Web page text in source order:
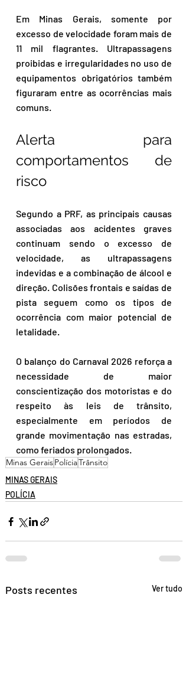
Em Minas Gerais, somente por
excesso de velocidade foram mais de
11 mil flagrantes. Ultrapassagens
proibidas e irregularidades no uso de
equipamentos obrigatórios também
figuraram entre as ocorrências mais
comuns.
Alerta para
comportamentos de
risco
Segundo a PRF, as principais causas
associadas aos acidentes graves
continuam sendo o excesso de
velocidade, as ultrapassagens
indevidas e a combinação de álcool e
direção. Colisões frontais e saídas de
pista seguem como os tipos de
ocorrência com maior potencial de
letalidade.
O balanço do Carnaval 2026 reforça a
necessidade de maior
conscientização dos motoristas e do
respeito às leis de trânsito,
especialmente em períodos de
grande movimentação nas estradas,
como feriados prolongados.
Minas GeraisPolíciaTrânsito
MINAS GERAIS
POLÍCIA
Posts recentes Ver tudo